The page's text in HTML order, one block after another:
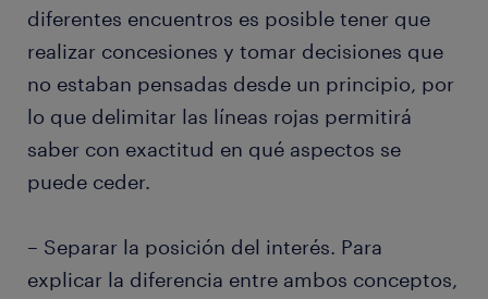
diferentes encuentros es posible tener que
realizar concesiones y tomar decisiones que
no estaban pensadas desde un principio, por
lo que delimitar las líneas rojas permitirá
saber con exactitud en qué aspectos se
puede ceder.
– Separar la posición del interés. Para
explicar la diferencia entre ambos conceptos,